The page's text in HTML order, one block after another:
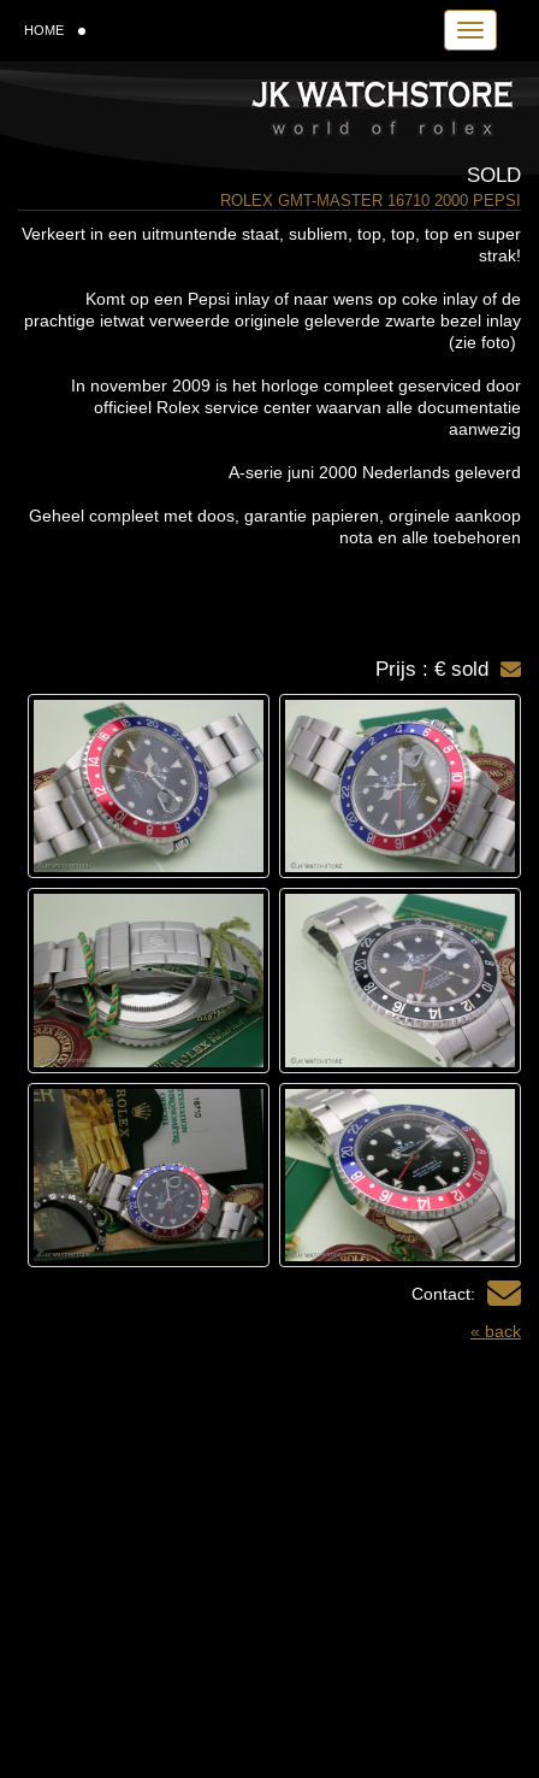
Toggle
HOME
SOLD
ROLEX GMT-MASTER 16710 2000 PEPSI
Verkeert in een uitmuntende staat, subliem, top, top, top en super
strak!
Komt op een Pepsi inlay of naar wens op coke inlay of de
prachtige ietwat verweerde originele geleverde zwarte bezel inlay
(zie foto)
In november 2009 is het horloge compleet geserviced door
officieel Rolex service center waarvan alle documentatie
aanwezig
A-serie juni 2000 Nederlands geleverd
Geheel compleet met doos, garantie papieren, orginele aankoop
nota en alle toebehoren
Prijs : € sold
Contact:
« back